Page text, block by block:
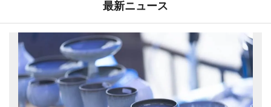
最新ニュース